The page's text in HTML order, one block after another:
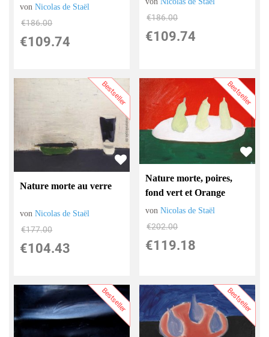
vonNicolas de Staël
€186.00
€109.74
€186.00
€109.74
Bestseller
Nature morte au verre
vonNicolas de Staël
€177.00
€104.43
Bestseller
Nature morte, poires,
fond vert et Orange
vonNicolas de Staël
€202.00
€119.18
Bestseller Bestseller